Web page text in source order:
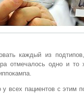
каждый из
отмечалось одно и то
всех пациентов с этим